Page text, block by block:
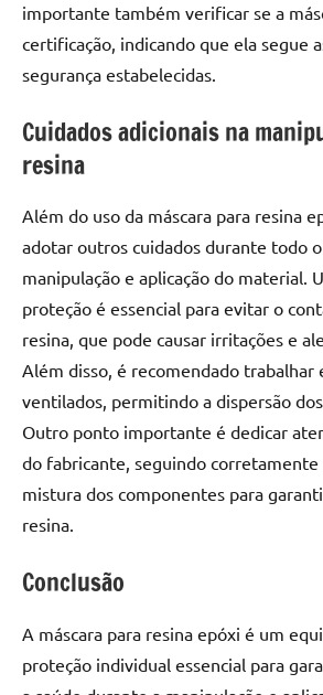
importante também verificar se a
certificação, indicando que ela segue
segurança estabelecidas.
Cuidados adicionais na
resina
Além do uso da máscara para resina
adotar outros cuidados durante todo
manipulação e aplicação do material.
proteção é essencial para evitar o
resina, que pode causar irritações e
Além disso, é recomendado trabalhar
ventilados, permitindo a dispersão
Outro ponto importante é dedicar
do fabricante, seguindo corretamente
mistura dos componentes para
resina.
Conclusão
A máscara para resina epóxi é um
proteção individual essencial para